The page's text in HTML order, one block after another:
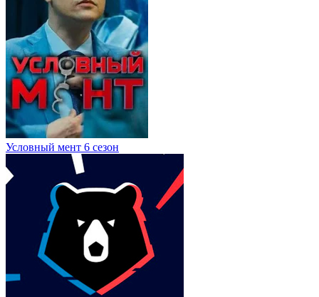
Условный мент 6 сезон